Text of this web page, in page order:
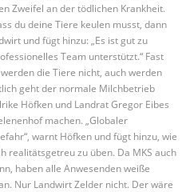
Zweifel an der tödlichen Krankheit.
du deine Tiere keulen musst, dann
und fügt hinzu: „Es ist gut zu
Team unterstützt.“ Fast
die Tiere nicht, auch werden
geht der normale Milchbetrieb
Höfken und Landrat Gregor Eibes
machen. „Globaler
warnt Höfken und fügt hinzu, wie
realitätsgetreu zu üben. Da MKS auch
haben alle Anwesenden weiße
Nur Landwirt Zelder nicht. Der wäre